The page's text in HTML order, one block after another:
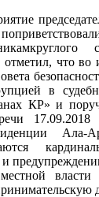
что во
в
КР» и
Ала-
власти